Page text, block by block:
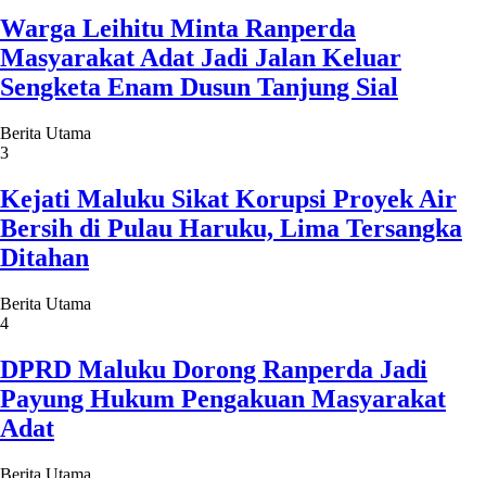
Warga Leihitu Minta Ranperda
Masyarakat Adat Jadi Jalan Keluar
Sengketa Enam Dusun Tanjung Sial
Berita Utama
3
Kejati Maluku Sikat Korupsi Proyek Air
Bersih di Pulau Haruku, Lima Tersangka
Ditahan
Berita Utama
4
DPRD Maluku Dorong Ranperda Jadi
Payung Hukum Pengakuan Masyarakat
Adat
Berita Utama